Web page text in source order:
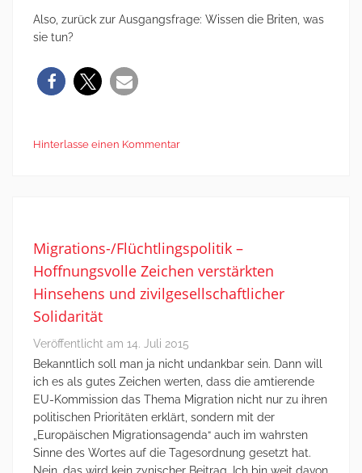
Also, zurück zur Ausgangsfrage: Wissen die Briten, was
sie tun?
Hinterlasse einen Kommentar
Migrations-/Flüchtlingspolitik –
Hoffnungsvolle Zeichen verstärkten
Hinsehens und zivilgesellschaftlicher
Solidarität
Veröffentlicht am 14. Juli 2015
Bekanntlich soll man ja nicht undankbar sein. Dann will
ich es als gutes Zeichen werten, dass die amtierende
EU-Kommission das Thema Migration nicht nur zu ihren
politischen Prioritäten erklärt, sondern mit der
„Europäischen Migrationsagenda“ auch im wahrsten
Sinne des Wortes auf die Tagesordnung gesetzt hat.